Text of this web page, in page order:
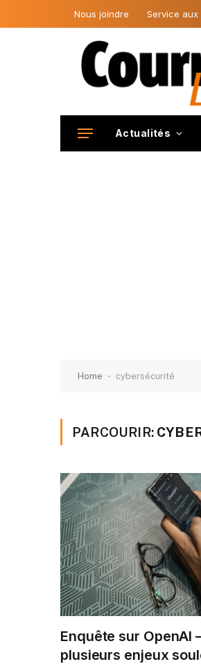
Nous joindre Service
Actualités
Home - cybersécurité
PARCOURIR:
Enquête sur OpenAI
plusieurs enjeux